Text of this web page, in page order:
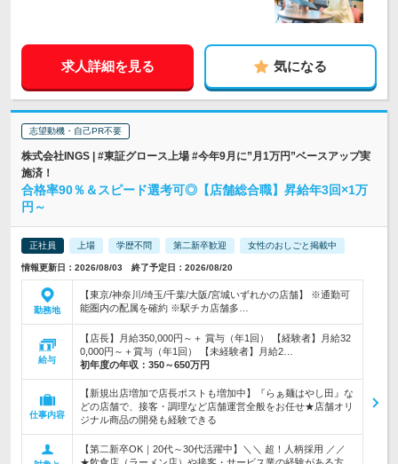
求人詳細を見る 気になる
志望動機・自己PR不要
株式会社INGS | #東証グロース上場 #今年9月に”月1万円”ベースアップ実
施済！
合格率90％＆スピード選考可◎【店舗総合職】昇給年3回×1万
円～
正社員 上場 学歴不問 第二新卒歓迎 女性のおしごと掲載中
情報更新日：2026/08/03 終了予定日：2026/08/20
勤務地
【東京/神奈川/埼玉/千葉/大阪/宮城いずれかの店舗】 ※通勤可
能圏内の配属を確約 ※駅チカ店舗多…
給与
【店長】月給350,000円～＋ 賞与（年1回） 【経験者】月給32
0,000円～＋賞与（年1回） 【未経験者】月給2…
初年度の年収： 350～650万円
仕事内容
【新規出店増加で店長ポストも増加中】『らぁ麺はやし田』な
どの店舗で、接客・調理など店舗運営全般をお任せ★店舗オリ
ジナル商品の開発も経験できる
【第二新卒OK｜20代～30代活躍中】＼＼ 超！人柄採用 ／／